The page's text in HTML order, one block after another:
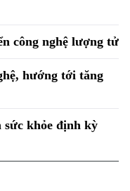
công nghệ lượng tử
hướng tới tăng
sức khỏe định kỳ